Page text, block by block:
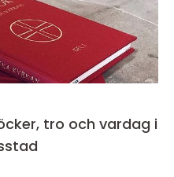
tro och vardag i